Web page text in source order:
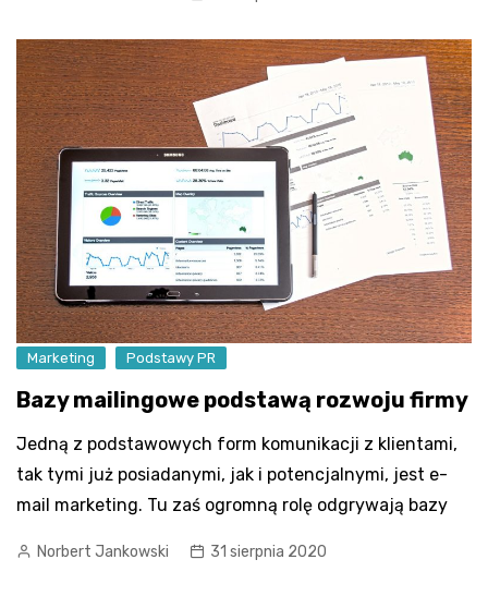
Marketing Podstawy PR
Bazy mailingowe podstawą rozwoju firmy
Jedną z podstawowych form komunikacji z klientami,
tak tymi już posiadanymi, jak i potencjalnymi, jest e-
mail marketing. Tu zaś ogromną rolę odgrywają bazy
Norbert Jankowski 31 sierpnia 2020